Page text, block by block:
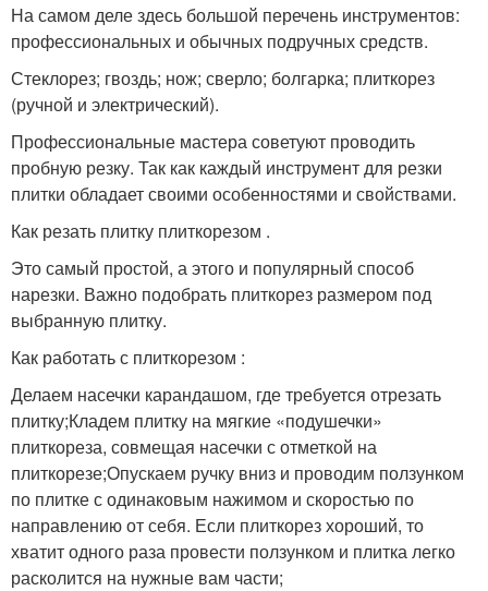
На самом деле здесь большой перечень инструментов:
профессиональных и обычных подручных средств.
Стеклорез; гвоздь; нож; сверло; болгарка; плиткорез
(ручной и электрический).
Профессиональные мастера советуют проводить
пробную резку. Так как каждый инструмент для резки
плитки обладает своими особенностями и свойствами.
Как резать плитку плиткорезом .
Это самый простой, а этого и популярный способ
нарезки. Важно подобрать плиткорез размером под
выбранную плитку.
Как работать с плиткорезом :
Делаем насечки карандашом, где требуется отрезать
плитку;Кладем плитку на мягкие «подушечки»
плиткореза, совмещая насечки с отметкой на
плиткорезе;Опускаем ручку вниз и проводим ползунком
по плитке с одинаковым нажимом и скоростью по
направлению от себя. Если плиткорез хороший, то
хватит одного раза провести ползунком и плитка легко
расколится на нужные вам части;